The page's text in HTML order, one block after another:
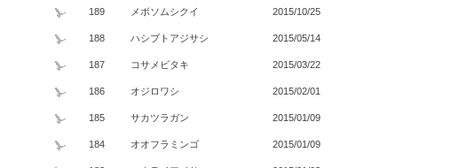
189 メボソムシクイ 2015/10/25
188 ハシブトアジサシ 2015/05/14
187 コサメビタキ 2015/03/22
186 オジロワシ 2015/02/01
185 サカツラガン 2015/01/09
184 オオフラミンゴ 2015/01/09